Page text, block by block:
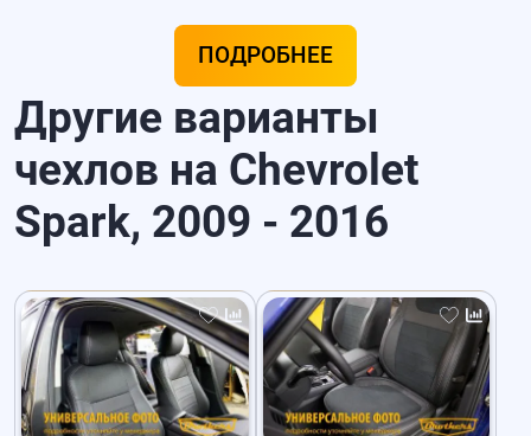
ПОДРОБНЕЕ
Другие варианты
чехлов на Chevrolet
Spark, 2009 - 2016